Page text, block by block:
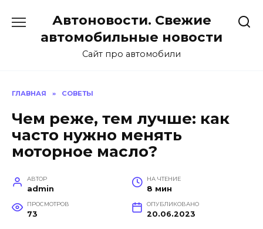
содержанию
Автоновости. Свежие
автомобильные новости
Сайт про автомобили
ГЛАВНАЯ » СОВЕТЫ
Чем реже, тем лучше: как
часто нужно менять
моторное масло?
АВТОР
admin
НА ЧТЕНИЕ
8 мин
ПРОСМОТРОВ
73
ОПУБЛИКОВАНО
20.06.2023